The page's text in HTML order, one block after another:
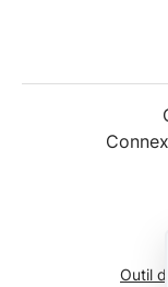
Outil